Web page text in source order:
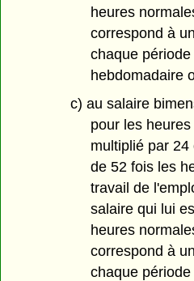
heures
correspond à
chaque
hebdomadaire
c) au salaire
pour les
multiplié par
de 52 fois les
travail de
salaire qui lui
heures
correspond à
chaque